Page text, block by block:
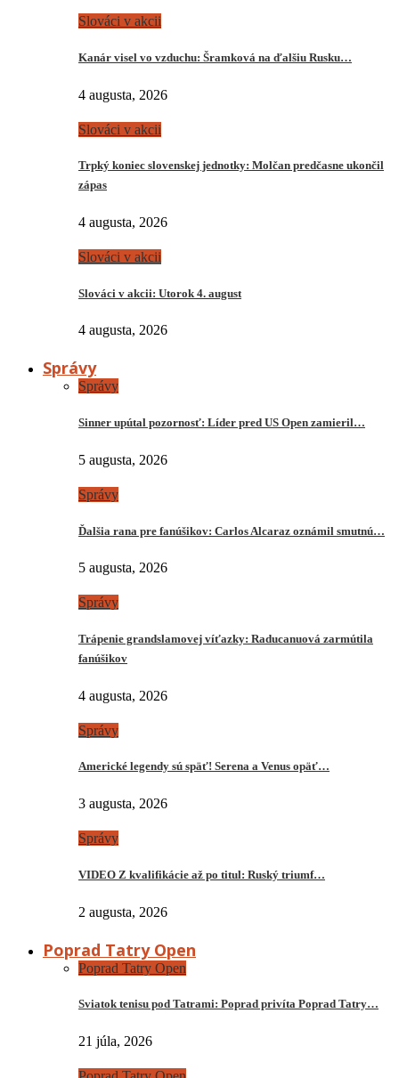
Slováci v akcii
Kanár visel vo vzduchu: Šramková na ďalšiu Rusku…
4 augusta, 2026
Slováci v akcii
Trpký koniec slovenskej jednotky: Molčan predčasne ukončil
zápas
4 augusta, 2026
Slováci v akcii
Slováci v akcii: Utorok 4. august
4 augusta, 2026
Správy
Správy
Sinner upútal pozornosť: Líder pred US Open zamieril…
5 augusta, 2026
Správy
Ďalšia rana pre fanúšikov: Carlos Alcaraz oznámil smutnú…
5 augusta, 2026
Správy
Trápenie grandslamovej víťazky: Raducanuová zarmútila
fanúšikov
4 augusta, 2026
Správy
Americké legendy sú späť! Serena a Venus opäť…
3 augusta, 2026
Správy
VIDEO Z kvalifikácie až po titul: Ruský triumf…
2 augusta, 2026
Poprad Tatry Open
Poprad Tatry Open
Sviatok tenisu pod Tatrami: Poprad privíta Poprad Tatry…
21 júla, 2026